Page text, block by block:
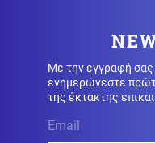
Σε εγρήγορση
Μέση Ανατολή
Θρίλερ στα
δεν αρκεί – Τι
Με την εγγραφή
ενημερώνεστε
της έκτακτης